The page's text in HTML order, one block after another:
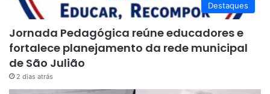
Destaques
Jornada Pedagógica reúne educadores e
fortalece planejamento da rede municipal
de São Julião
2 dias atrás